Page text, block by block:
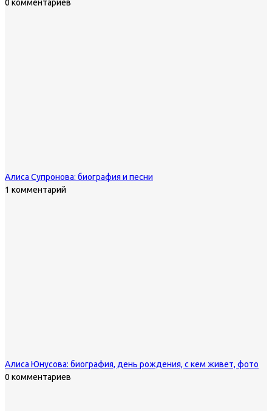
0 комментариев
Алиса Супронова: биография и песни
1 комментарий
Алиса Юнусова: биография, день рождения, с кем живет, фото
0 комментариев